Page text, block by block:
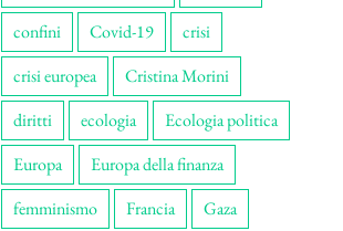
confini
Covid-19
crisi
crisi europea
Cristina Morini
diritti
ecologia
Ecologia politica
Europa
Europa della finanza
femminismo
Francia
Gaza